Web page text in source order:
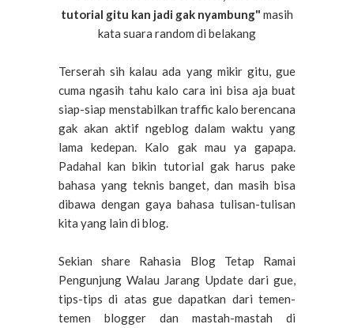
tutorial gitu kan jadi gak nyambung" masih
kata suara random di belakang
Terserah sih kalau ada yang mikir gitu, gue
cuma ngasih tahu kalo cara ini bisa aja buat
siap-siap menstabilkan traffic kalo berencana
gak akan aktif ngeblog dalam waktu yang
lama kedepan. Kalo gak mau ya gapapa.
Padahal kan bikin tutorial gak harus pake
bahasa yang teknis banget, dan masih bisa
dibawa dengan gaya bahasa tulisan-tulisan
kita yang lain di blog.
Sekian share Rahasia Blog Tetap Ramai
Pengunjung Walau Jarang Update dari gue,
tips-tips di atas gue dapatkan dari temen-
temen blogger dan mastah-mastah di